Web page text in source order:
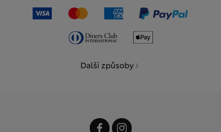
Další způsoby